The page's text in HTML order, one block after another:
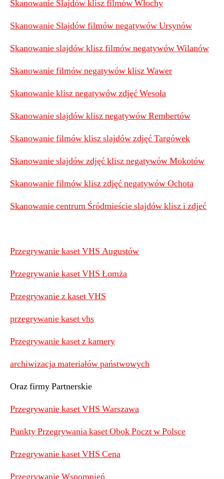
Skanowanie Slajdów klisz filmów Włochy
Skanowanie Slajdów filmów negatywów Ursynów
Skanowanie slajdów klisz filmów negatywów Wilanów
Skanowanie filmów negatywów klisz Wawer
Skanowanie klisz negatywów zdjęć Wesoła
Skanowanie slajdów klisz negatywów Rembertów
Skanowanie filmów klisz slajdów zdjęć Targówek
Skanowanie slajdów zdjęć klisz negatywów Mokotów
Skanowanie filmów klisz zdjęć negatywów Ochota
Skanowanie centrum Śródmieście slajdów klisz i zdjeć
Przegrywanie kaset VHS Augustów
Przegrywanie kaset VHS Łomża
Przegrywanie z kaset VHS
przegrywanie kaset vhs
Przegrywanie kaset z kamery
archiwizacja materiałów państwowych
Oraz firmy Partnerskie
Przegrywanie kaset VHS Warszawa
Punkty Przegrywania kaset Obok Poczt w Polsce
Przegrywanie kaset VHS Cena